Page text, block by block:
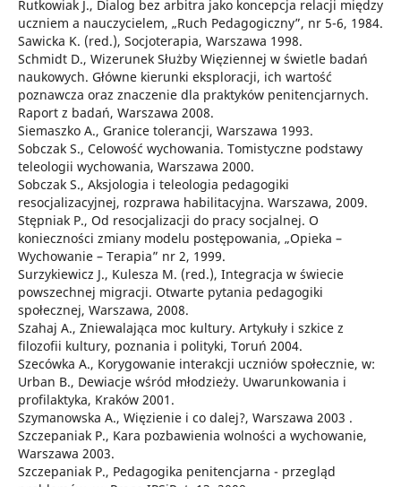
Rutkowiak J., Dialog bez arbitra jako koncepcja relacji między
uczniem a nauczycielem, „Ruch Pedagogiczny”, nr 5-6, 1984.
Sawicka K. (red.), Socjoterapia, Warszawa 1998.
Schmidt D., Wizerunek Służby Więziennej w świetle badań
naukowych. Główne kierunki eksploracji, ich wartość
poznawcza oraz znaczenie dla praktyków penitencjarnych.
Raport z badań, Warszawa 2008.
Siemaszko A., Granice tolerancji, Warszawa 1993.
Sobczak S., Celowość wychowania. Tomistyczne podstawy
teleologii wychowania, Warszawa 2000.
Sobczak S., Aksjologia i teleologia pedagogiki
resocjalizacyjnej, rozprawa habilitacyjna. Warszawa, 2009.
Stępniak P., Od resocjalizacji do pracy socjalnej. O
konieczności zmiany modelu postępowania, „Opieka –
Wychowanie – Terapia” nr 2, 1999.
Surzykiewicz J., Kulesza M. (red.), Integracja w świecie
powszechnej migracji. Otwarte pytania pedagogiki
społecznej, Warszawa, 2008.
Szahaj A., Zniewalająca moc kultury. Artykuły i szkice z
filozofii kultury, poznania i polityki, Toruń 2004.
Szecówka A., Korygowanie interakcji uczniów społecznie, w:
Urban B., Dewiacje wśród młodzieży. Uwarunkowania i
profilaktyka, Kraków 2001.
Szymanowska A., Więzienie i co dalej?, Warszawa 2003 .
Szczepaniak P., Kara pozbawienia wolności a wychowanie,
Warszawa 2003.
Szczepaniak P., Pedagogika penitencjarna - przegląd